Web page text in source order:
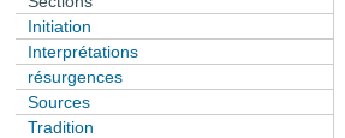
Initiation
Interprétations
résurgences
Sources
Tradition